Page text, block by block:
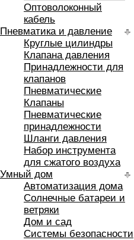
Оптоволоконный
кабель
Пневматика и давление
Круглые цилиндры
Клапана давления
Принадлежности для
клапанов
Пневматические
Клапаны
Пневматические
принадлежности
Шланги давления
Набор инструмента
для сжатого воздуха
Умный дом
Автоматизация дома
Солнечные батареи и
ветряки
Дом и сад
Системы безопасности